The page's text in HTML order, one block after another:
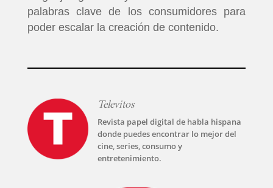
INICIO
TECNOVITOS
palabras clave de los consumidores para
poder escalar la creación de contenido.
Televitos
Revista papel digital de habla hispana
donde puedes encontrar lo mejor del
cine, series, consumo y
entretenimiento.